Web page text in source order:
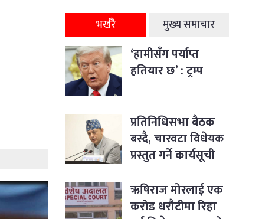
भर्खरै मुख्य समाचार
‘हामीसँग पर्याप्त
हतियार छ’ : ट्रम्प
प्रतिनिधिसभा बैठक
बस्दै, चारवटा विधेयक
प्रस्तुत गर्ने कार्यसूची
ऋषिराज मोरलाई एक
करोड धरौटीमा रिहा